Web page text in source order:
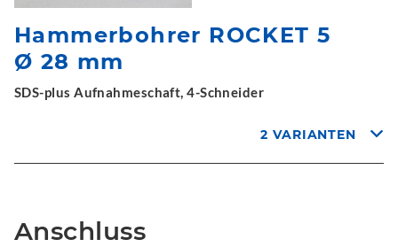
Hammerbohrer ROCKET 5
Ø 28 mm
SDS-plus Aufnahmeschaft, 4-Schneider
2 VARIANTEN
Anschluss